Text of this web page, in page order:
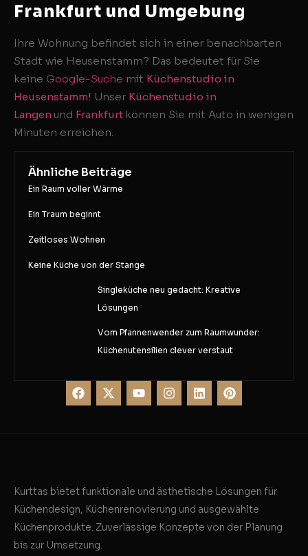
Frankfurt und Umgebung
Ihre Wohnung befindet sich in einer benachbarten
Stadt wie Heusenstamm? Das bedeutet für Sie
keine Google-Suche mit Küchenstudio in
Heusenstamm! Unser Küchenstudio in
Langen und Frankfurt können Sie mit Auto in wenigen
Minuten erreichen.
Ähnliche Beiträge
Ein Raum voller Wärme
Ein Traum beginnt
Zeitloses Wohnen
Keine Küche von der Stange
Singleküche neu gedacht: Kreative
Lösungen
Vom Pfannenwender zum Raumwunder:
Küchenutensilien clever verstaut
Kurttas bietet funktionale und ästhetische Lösungen für
Küchendesign, Küchenrenovierung und ausgewählte
Küchenprodukte. Zuverlässige Konzepte von der Planung
bis zur Umsetzung.